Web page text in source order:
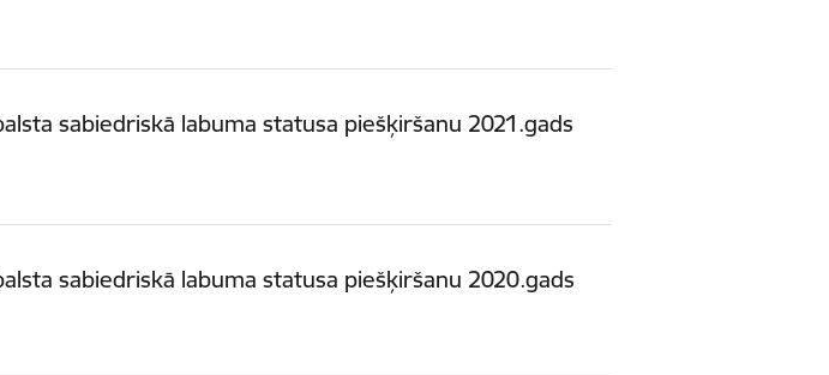
sabiedriskā labuma statusa piešķiršanu 2021.gads
sabiedriskā labuma statusa piešķiršanu 2020.gads